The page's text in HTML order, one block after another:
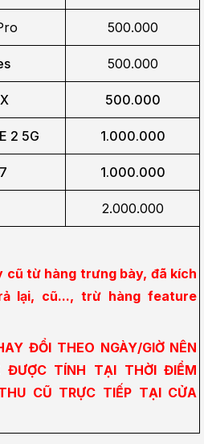
500.000
500.000
500.000
2 5G 1.000.000
1.000.000
2.000.000
cũ từ hàng trưng bày, đã kích
lại, cũ..., trừ hàng feature
ĐỔI THEO NGÀY/GIỜ NÊN
ĐƯỢC TÍNH TẠI THỜI ĐIỂM
CŨ TRỰC TIẾP TẠI CỬA